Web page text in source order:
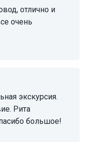
очень
Рита
большое!